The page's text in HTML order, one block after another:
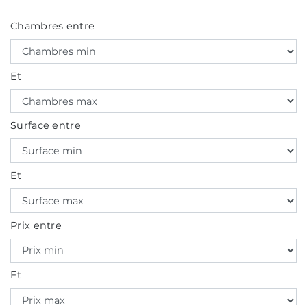
Chambres entre
Et
Surface entre
Et
Prix entre
Et